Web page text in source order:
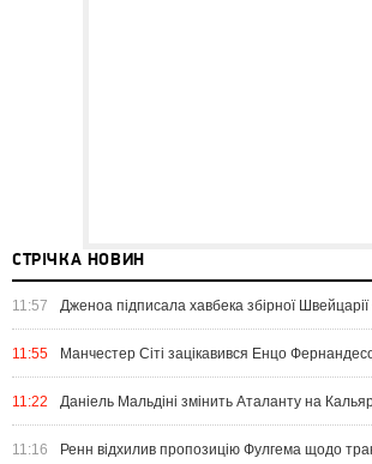
СТРІЧКА НОВИН
11:57 Дженоа підписала хавбека збірної
11:55 Манчестер Сіті зацікавився Енцо
11:22 Даніель Мальдіні змінить Аталанту на
11:16 Ренн відхилив пропозицію Фулгема щодо